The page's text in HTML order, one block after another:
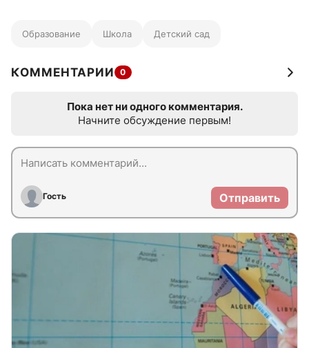
Образование Школа Детский сад
КОММЕНТАРИИ 0
Пока нет ни одного комментария.
Начните обсуждение первым!
Гость Отправить